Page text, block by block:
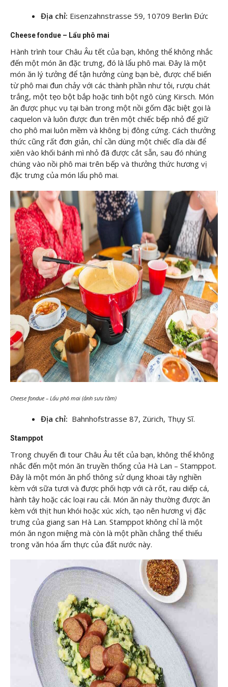
Địa chỉ: Eisenzahnstrasse 59, 10709 Berlin Đức
Cheese fondue – Lẩu phô mai
Hành trình tour Châu Âu tết của bạn, không thể không nhắc
đến một món ăn đặc trưng, đó là lẩu phô mai. Đây là một
món ăn lý tưởng để tận hưởng cùng bạn bè, được chế biến
từ phô mai đun chảy với các thành phần như tỏi, rượu chát
trắng, một tẹo bột bắp hoặc tinh bột ngô cùng Kirsch. Món
ăn được phục vụ tại bàn trong một nồi gốm đặc biệt gọi là
caquelon và luôn được đun trên một chiếc bếp nhỏ để giữ
cho phô mai luôn mềm và không bị đông cứng. Cách thưởng
thức cũng rất đơn giản, chỉ cần dùng một chiếc dĩa dài để
xiên vào khối bánh mì nhỏ đã được cắt sẵn, sau đó nhúng
chúng vào nồi phô mai trên bếp và thưởng thức hương vị
đặc trưng của món lẩu phô mai.
Cheese fondue – Lẩu phô mai (ảnh sưu tầm)
Địa chỉ: Bahnhofstrasse 87, Zürich, Thụy Sĩ.
Stamppot
Trong chuyến đi tour Châu Âu tết của bạn, không thể không
nhắc đến một món ăn truyền thống của Hà Lan – Stamppot.
Đây là một món ăn phổ thông sử dụng khoai tây nghiền
kèm với sữa tươi và được phối hợp với cà rốt, rau diếp cá,
hành tây hoặc các loại rau cải. Món ăn này thường được ăn
kèm với thịt hun khói hoặc xúc xích, tạo nên hương vị đặc
trưng của giang san Hà Lan. Stamppot không chỉ là một
món ăn ngon miệng mà còn là một phần chẳng thể thiếu
trong văn hóa ẩm thực của đất nước này.